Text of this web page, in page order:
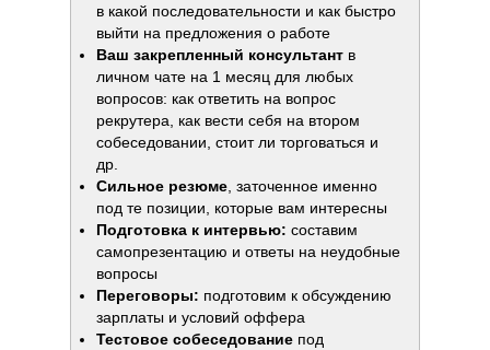
в какой последовательности и как быстро
выйти на предложения о работе
Ваш закрепленный консультант в
личном чате на 1 месяц для любых
вопросов: как ответить на вопрос
рекрутера, как вести себя на втором
собеседовании, стоит ли торговаться и
др.
Сильное резюме , заточенное именно
под те позиции, которые вам интересны
Подготовка к интервью: составим
самопрезентацию и ответы на неудобные
вопросы
Переговоры: подготовим к обсуждению
зарплаты и условий оффера
Тестовое собеседование под
Вопросы, которые
могут возникнуть